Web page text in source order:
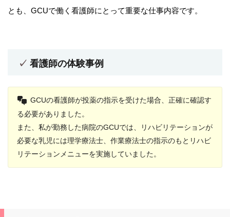
とも、GCUで働く看護師にとって重要な仕事内容です。
看護師の体験事例
GCUの看護師が投薬の指示を受けた場合、正確に確認す
る必要がありました。
また、私が勤務した病院のGCUでは、リハビリテーションが
必要な乳児には理学療法士、作業療法士の指示のもとリハビ
リテーションメニューを実施していました。